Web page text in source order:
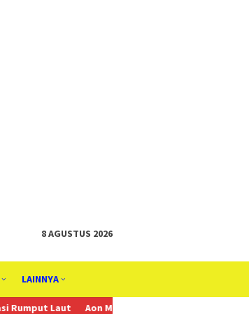
8 AGUSTUS 2026
LAINNYA
Aon Menunjuk Stephen sebagai CEO untuk Indonesia